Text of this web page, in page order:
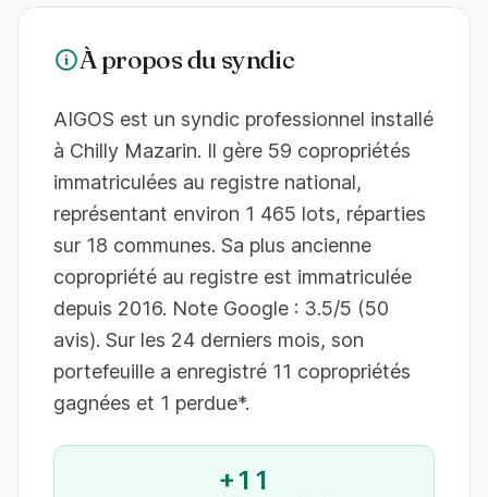
À propos du syndic
AIGOS est un syndic professionnel installé
à Chilly Mazarin. Il gère 59 copropriétés
immatriculées au registre national,
représentant environ 1 465 lots, réparties
sur 18 communes. Sa plus ancienne
copropriété au registre est immatriculée
depuis 2016. Note Google : 3.5/5 (50
avis). Sur les 24 derniers mois, son
portefeuille a enregistré 11 copropriétés
gagnées et 1 perdue*.
+11